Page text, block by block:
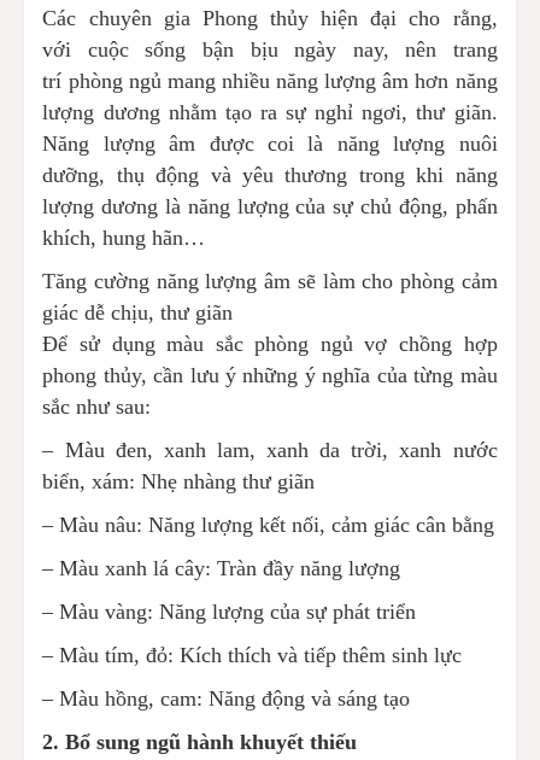
Các chuyên gia Phong thủy hiện đại cho rằng,
với cuộc sống bận bịu ngày nay, nên trang
trí phòng ngủ mang nhiều năng lượng âm hơn năng
lượng dương nhằm tạo ra sự nghỉ ngơi, thư giãn.
Năng lượng âm được coi là năng lượng nuôi
dưỡng, thụ động và yêu thương trong khi năng
lượng dương là năng lượng của sự chủ động, phấn
khích, hung hãn…
Tăng cường năng lượng âm sẽ làm cho phòng cảm
giác dễ chịu, thư giãn
Để sử dụng màu sắc phòng ngủ vợ chồng hợp
phong thủy, cần lưu ý những ý nghĩa của từng màu
sắc như sau:
– Màu đen, xanh lam, xanh da trời, xanh nước
biển, xám: Nhẹ nhàng thư giãn
– Màu nâu: Năng lượng kết nối, cảm giác cân bằng
– Màu xanh lá cây: Tràn đầy năng lượng
– Màu vàng: Năng lượng của sự phát triển
– Màu tím, đỏ: Kích thích và tiếp thêm sinh lực
– Màu hồng, cam: Năng động và sáng tạo
2. Bổ sung ngũ hành khuyết thiếu